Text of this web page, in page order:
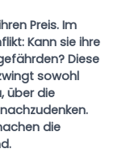
Preis. Im
Kann sie ihre
Diese
sowohl
über die
die